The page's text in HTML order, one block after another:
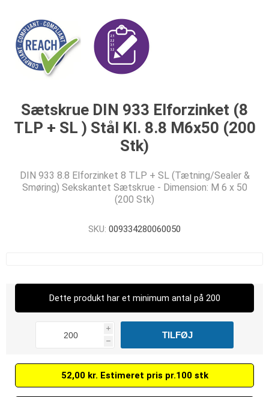
Sætskrue DIN 933 Elforzinket (8
TLP + SL ) Stål Kl. 8.8 M6x50 (200
Stk)
DIN 933 8.8 Elforzinket 8 TLP + SL (Tætning/Sealer &
Smøring) Sekskantet Sætskrue - Dimension: M 6 x 50
(200 Stk)
SKU: 009334280060050
Dette produkt har et minimum antal på 200
i
h
52,00 kr. Estimeret pris pr.100 stk